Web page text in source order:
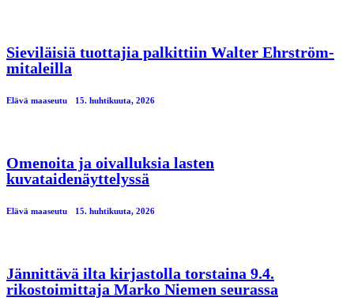
Sieviläisiä tuottajia palkittiin Walter Ehrström-
mitaleilla
Elävä maaseutu 15. huhtikuuta, 2026
Omenoita ja oivalluksia lasten
kuvataidenäyttelyssä
Elävä maaseutu 15. huhtikuuta, 2026
Jännittävä ilta kirjastolla torstaina 9.4.
rikostoimittaja Marko Niemen seurassa